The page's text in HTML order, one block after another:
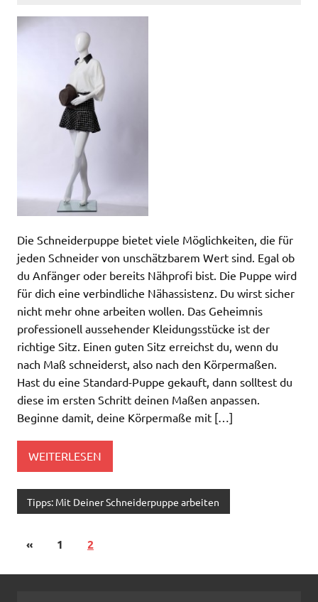
Die Schneiderpuppe bietet viele Möglichkeiten, die für
jeden Schneider von unschätzbarem Wert sind. Egal ob
du Anfänger oder bereits Nähprofi bist. Die Puppe wird
für dich eine verbindliche Nähassistenz. Du wirst sicher
nicht mehr ohne arbeiten wollen. Das Geheimnis
professionell aussehender Kleidungsstücke ist der
richtige Sitz. Einen guten Sitz erreichst du, wenn du
nach Maß schneiderst, also nach den Körpermaßen.
Hast du eine Standard-Puppe gekauft, dann solltest du
diese im ersten Schritt deinen Maßen anpassen.
Beginne damit, deine Körpermaße mit […]
WEITERLESEN
Tipps: Mit Deiner Schneiderpuppe arbeiten
« 1 2